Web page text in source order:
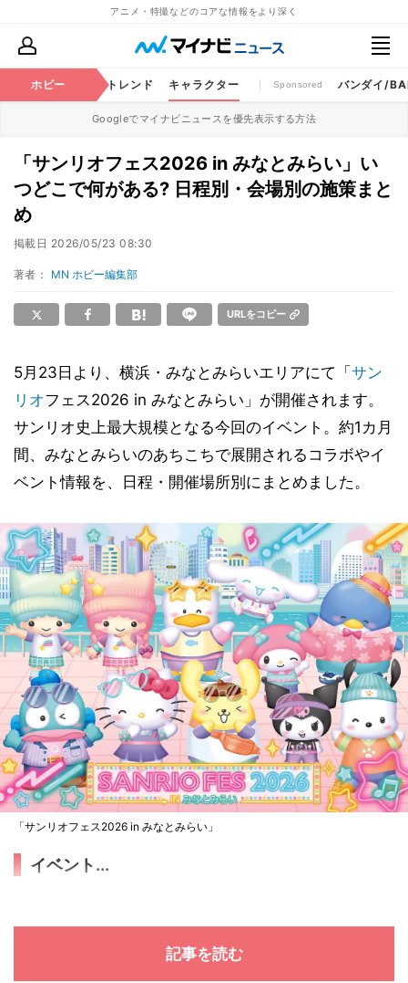
アニメ・特撮などのコアな情報をより深く
ホビー
特撮 トレンド キャラクター Sponsored バンダイ/
Googleでマイナビニュースを優先表示する方法
「サンリオフェス2026 in みなとみらい」い
つどこで何がある? 日程別・会場別の施策まと
め
掲載日 2026/05/23 08:30
著者： MN ホビー編集部
URLをコピー
5月23日より、横浜・みなとみらいエリアにて「 サン
リオフェス2026 in みなとみらい」が開催されます。
サンリオ史上最大規模となる今回のイベント。約1カ月
間、みなとみらいのあちこちで展開されるコラボやイ
ベント情報を、日程・開催場所別にまとめました。
「サンリオフェス2026 in みなとみらい」
イベント...
記事を読む